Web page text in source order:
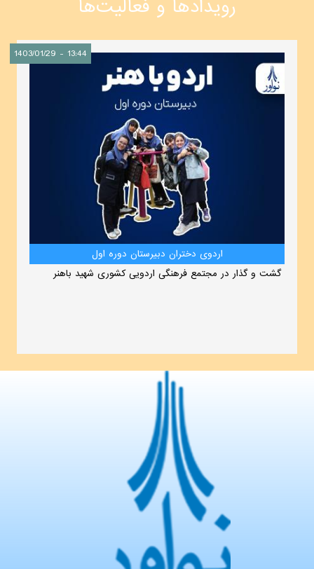
رویدادها و فعالیت‌ها
اردوی دختران دبیرستان دوره اول
گشت و گذار در مجتمع فرهنگی اردویی کشوری شهید باهنر
1403/01/29 - 13:44